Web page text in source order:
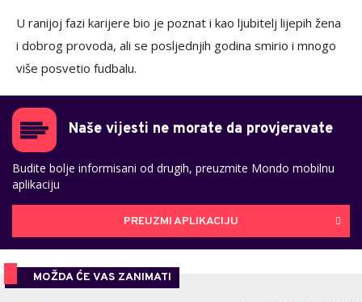
U ranijoj fazi karijere bio je poznat i kao ljubitelj lijepih žena
i dobrog provoda, ali se posljednjih godina smirio i mnogo
više posvetio fudbalu.
Naše vijesti ne morate da provjeravate
Budite bolje informisani od drugih, preuzmite Mondo mobilnu
aplikaciju
PREUZMI APLIKACIJU
MOŽDA ĆE VAS ZANIMATI